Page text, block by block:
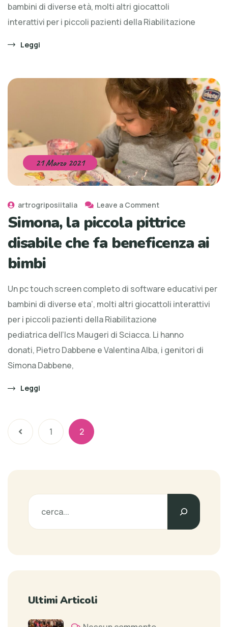
bambini di diverse età, molti altri giocattoli
interattivi per i piccoli pazienti della Riabilitazione
Leggi
21 Marzo 2021
artrogriposiitalia Leave a Comment
Simona, la piccola pittrice
disabile che fa beneficenza ai
bimbi
Un pc touch screen completo di software educativi per
bambini di diverse eta’, molti altri giocattoli interattivi
per i piccoli pazienti della Riabilitazione
pediatrica dell’Ics Maugeri di Sciacca. Li hanno
donati, Pietro Dabbene e Valentina Alba, i genitori di
Simona Dabbene,
Leggi
1 2
Ultimi Articoli